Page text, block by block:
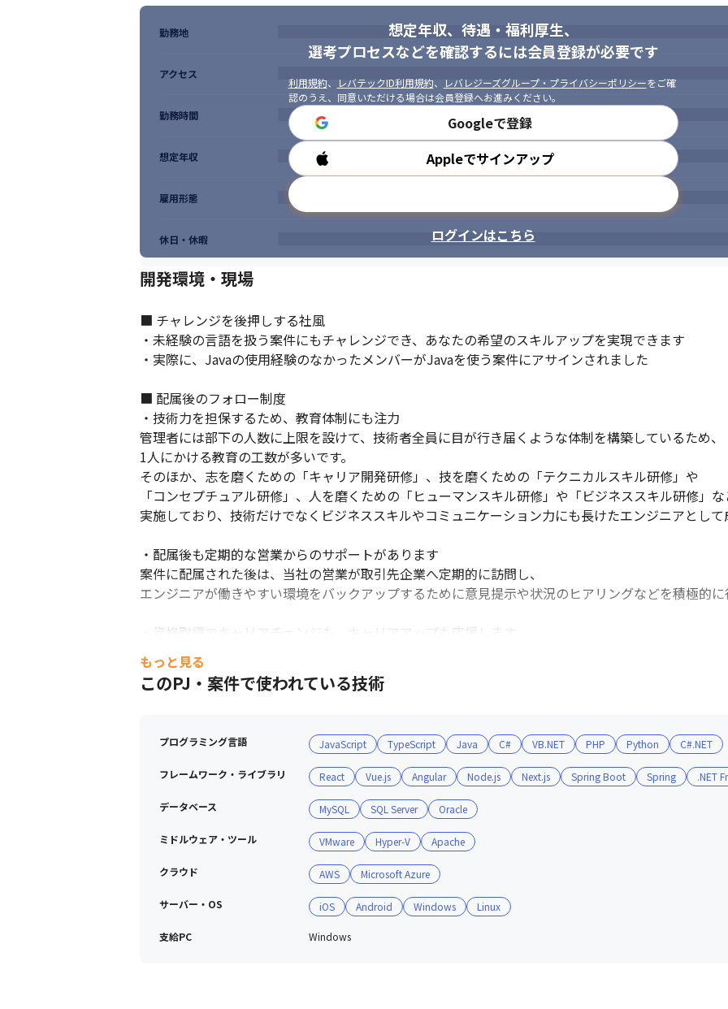
想定年収、待遇・福利厚生、
選考プロセスなどを確認するには会員登録が必要です
利用規約、 レバテックID利用規約、 レバレジーズグループ・プライバシーポリシーをご確
認のうえ、同意いただける場合は会員登録へお進みください。
Googleで登録
Appleでサインアップ
ログインはこちら
勤務地
アクセス
勤務時間
想定年収
雇用形態
休日・休暇
開発環境・現場
■ チャレンジを後押しする社風
・未経験の言語を扱う案件にもチャレンジでき、あなたの希望のスキルアップを実現できます
・実際に、Javaの使用経験のなかったメンバーがJavaを使う案件にアサインされました
■ 配属後のフォロー制度
・技術力を担保するため、教育体制にも注力
管理者には部下の人数に上限を設けて、技術者全員に目が行き届くような体制を構築しているため、
1人にかける教育の工数が多いです。
そのほか、志を磨くための「キャリア開発研修」、技を磨くための「テクニカルスキル研修」や
「コンセプチュアル研修」、人を磨くための「ヒューマンスキル研修」や「ビジネススキル研修」
実施しており、技術だけでなくビジネススキルやコミュニケーション力にも長けたエンジニアとし
・配属後も定期的な営業からのサポートがあります
案件に配属された後は、当社の営業が取引先企業へ定期的に訪問し、
エンジニアが働きやすい環境をバックアップするために意見提示や状況のヒアリングなどを積極的
・資格取得でキャリアチェンジも、キャリアアップも応援します
働きながら資格が取得できるよう、資格取得の受講料をサポート。
金銭面だけでなく、学べる時間を確保できるような勤務環境に配慮したり、
働きながら学べる内容のプロジェクトを選定したりするなど、無理なくスキルアップできる環境を整
「自己評価」、「会社評価」、「お客様評価」の3つの視点から、1人ひとりの日々の活動を正当に
スキル評価シートは、技術スキルだけでなくヒューマンスキルも網羅。
四半期ごとに達成度を確認する機会を設けることで、頑張りをきちんと評価しています。
もっと見る
このPJ・案件で使われている技術
プログラミング言語 JavaScript TypeScript Java C# VB.NET PHP Python C#.NET
フレームワーク・ライブラリ React Vue.js Angular Node.js Next.js Spring Boot Spring .NET
データベース MySQL SQL Server Oracle
ミドルウェア・ツール VMware Hyper-V Apache
クラウド AWS Microsoft Azure
サーバー・OS iOS Android Windows Linux
支給PC Windows